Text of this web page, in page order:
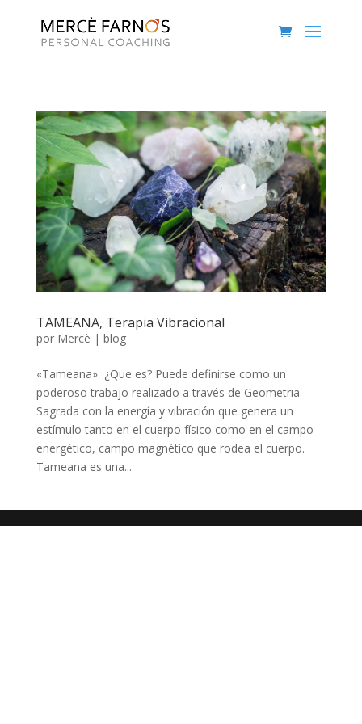
TAMEANA, Terapia Vibracional
por Mercè | blog
«Tameana» ¿Que es? Puede definirse como un
poderoso trabajo realizado a través de Geometria
Sagrada con la energía y vibración que genera un
estímulo tanto en el cuerpo físico como en el campo
energético, campo magnético que rodea el cuerpo.
Tameana es una...